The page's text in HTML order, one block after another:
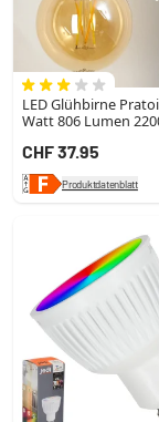
LED Glühbirne
Watt 806 Lumen
CHF 37.95
Produktdatenblatt